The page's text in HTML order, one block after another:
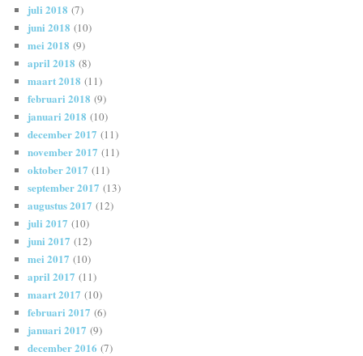
juli 2018 (7)
juni 2018 (10)
mei 2018 (9)
april 2018 (8)
maart 2018 (11)
februari 2018 (9)
januari 2018 (10)
december 2017 (11)
november 2017 (11)
oktober 2017 (11)
september 2017 (13)
augustus 2017 (12)
juli 2017 (10)
juni 2017 (12)
mei 2017 (10)
april 2017 (11)
maart 2017 (10)
februari 2017 (6)
januari 2017 (9)
december 2016 (7)